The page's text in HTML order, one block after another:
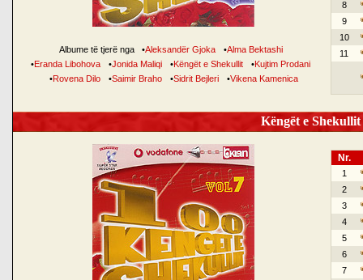
Albume të tjerë nga •Aleksandër Gjoka •Alma Bektashi
•Eranda Libohova •Jonida Maliqi •Këngët e Shekullit •Kujtim Prodani
•Rovena Dilo •Saimir Braho •Sidrit Bejleri •Vikena Kamenica
8
9
10
11
Këngët e
Nr.
1
2
3
4
5
6
7